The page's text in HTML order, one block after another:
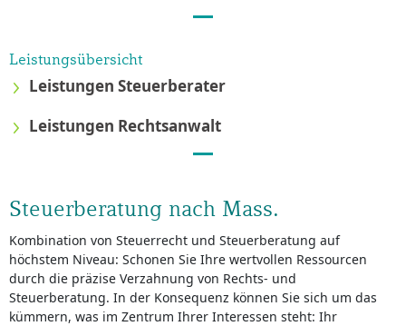
Leistungsübersicht
Leistungen Steuerberater
Leistungen Rechtsanwalt
Steuerberatung nach Mass.
Kombination von Steuerrecht und Steuerberatung auf
höchstem Niveau: Schonen Sie Ihre wertvollen Ressourcen
durch die präzise Verzahnung von Rechts- und
Steuerberatung. In der Konsequenz können Sie sich um das
kümmern, was im Zentrum Ihrer Interessen steht: Ihr